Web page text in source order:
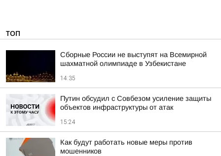
ТОП
Сборные России не выступят на Всемирной
шахматной олимпиаде в Узбекистане
14:35
Путин обсудил с Совбезом усиление защиты
объектов инфраструктуры от атак
15:24
Как будут работать новые меры против
мошенников